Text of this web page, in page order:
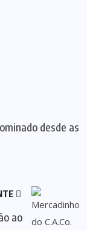
desde as
ao